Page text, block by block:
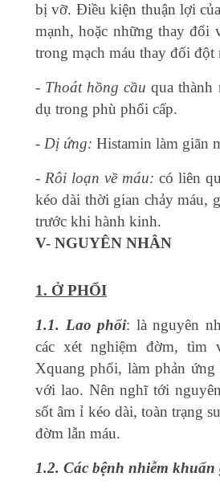
bị vỡ. Điều kiện thuận lợi
mạnh, hoặc những thay đổi
trong mạch máu thay đổi đột
- Thoát hồng cầu qua thành
dụ trong phù phổi cấp.
- Dị ứng: Histamin làm giãn
- Rôi loạn về máu: có liên
kéo dài thời gian chảy máu,
trước khi hành kinh.
V- NGUYÊN NHÂN
1. Ở PHỔI
1.1. Lao phổi: là nguyên
các xét nghiệm đờm, tìm
Xquang phổi, làm phản
với lao. Nên nghĩ tới
sốt âm ỉ kéo dài, toàn trạng
đờm lẫn máu.
1.2. Các bệnh nhiễm